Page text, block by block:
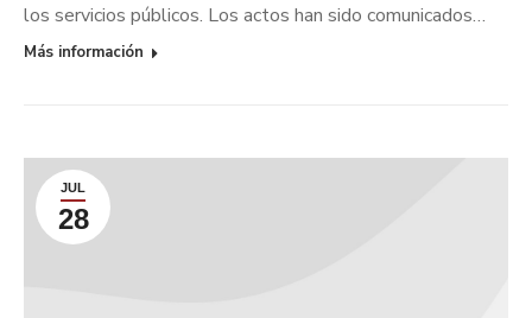
los servicios públicos. Los actos han sido comunicados…
Más información
JUL
28